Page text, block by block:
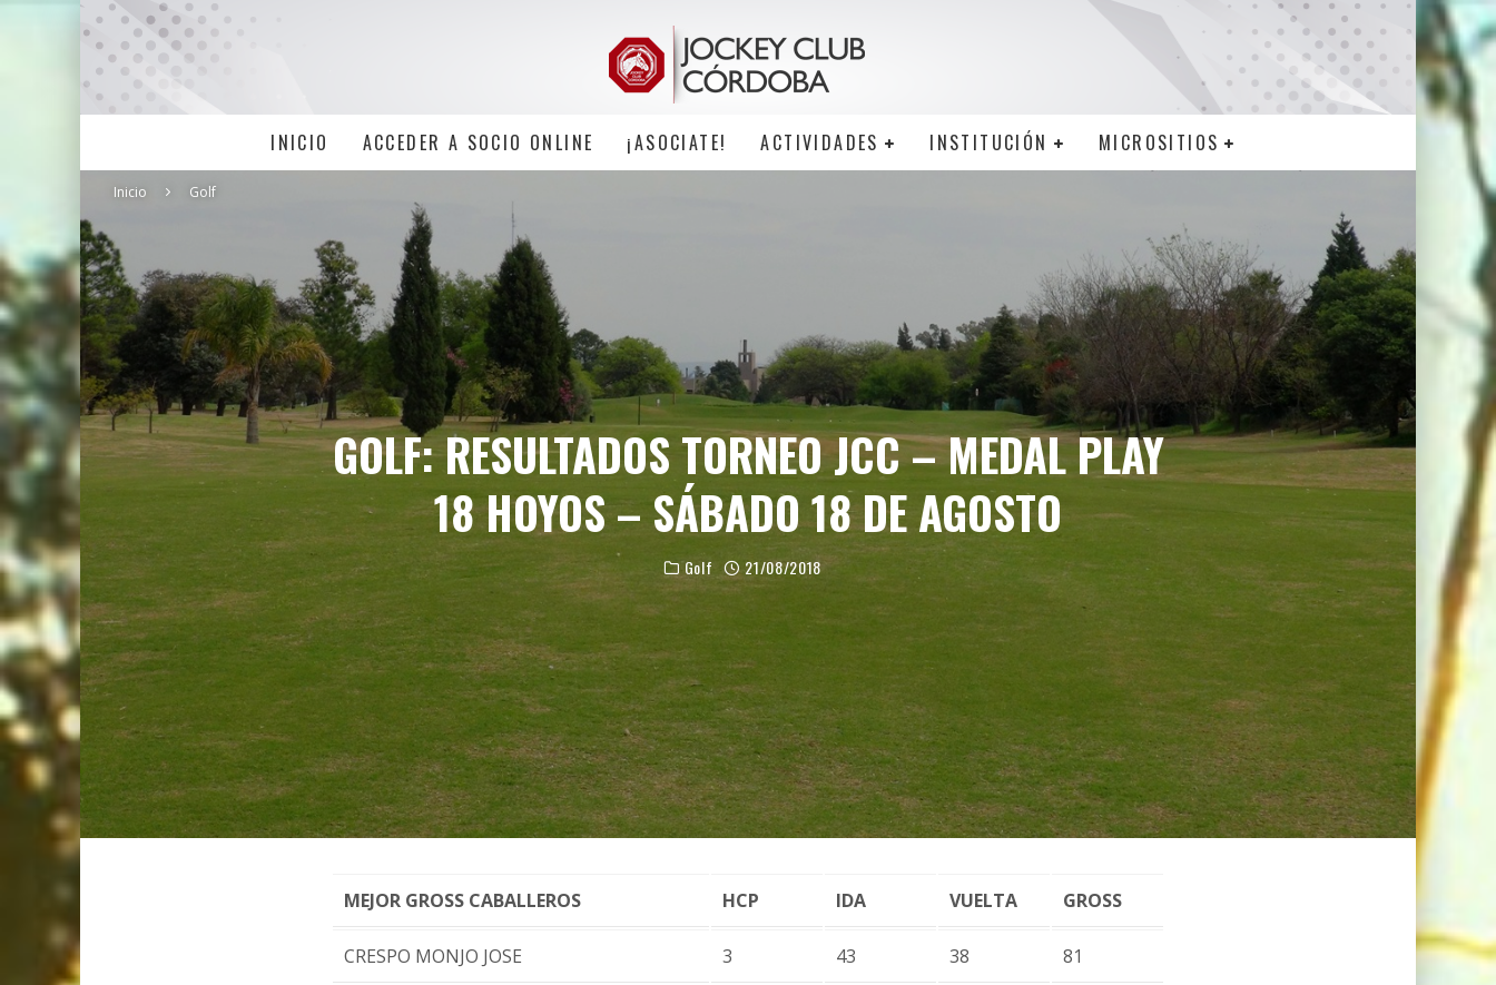
INICIO ACCEDER A SOCIO ONLINE ¡ASOCIATE! ACTIVIDADES INSTITUCIÓN MICROSITIOS
Inicio Golf
GOLF: RESULTADOS TORNEO JCC – MEDAL PLAY
18 HOYOS – SÁBADO 18 DE AGOSTO
Golf 21/08/2018
MEJOR GROSS CABALLEROS HCP IDA VUELTA GROSS
CRESPO MONJO JOSE 3 43 38 81